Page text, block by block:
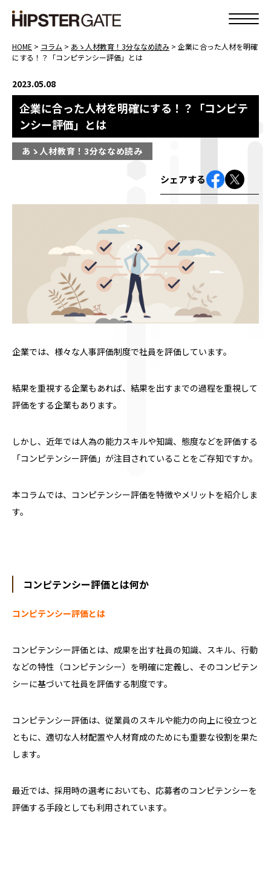
HOME > コラム > あゝ人材教育！3分ななめ読み > 企業に合った人材を明確
にする！？「コンピテンシー評価」とは
2023.05.08
企業に合った人材を明確にする！？「コンピテ
ンシー評価」とは
あゝ人材教育！3分ななめ読み
シェアする
企業では、様々な人事評価制度で社員を評価しています。
結果を重視する企業もあれば、結果を出すまでの過程を重視して
評価をする企業もあります。
しかし、近年では人為の能力スキルや知識、態度などを評価する
「コンピテンシー評価」が注目されていることをご存知ですか。
本コラムでは、コンピテンシー評価を特徴やメリットを紹介しま
す。
コンピテンシー評価とは何か
コンピテンシー評価とは
コンピテンシー評価とは、成果を出す社員の知識、スキル、行動
などの特性（コンピテンシー）を明確に定義し、そのコンピテン
シーに基づいて社員を評価する制度です。
コンピテンシー評価は、従業員のスキルや能力の向上に役立つと
ともに、適切な人材配置や人材育成のためにも重要な役割を果た
します。
最近では、採用時の選考においても、応募者のコンピテンシーを
評価する手段としても利用されています。